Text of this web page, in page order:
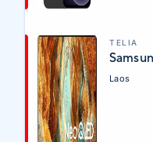
TELIA
Laos